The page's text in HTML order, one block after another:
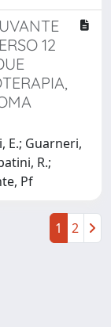
12
E.; Guarneri,
R.;
Pf
1 2